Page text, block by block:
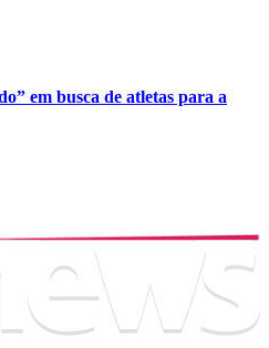
em busca de atletas para a